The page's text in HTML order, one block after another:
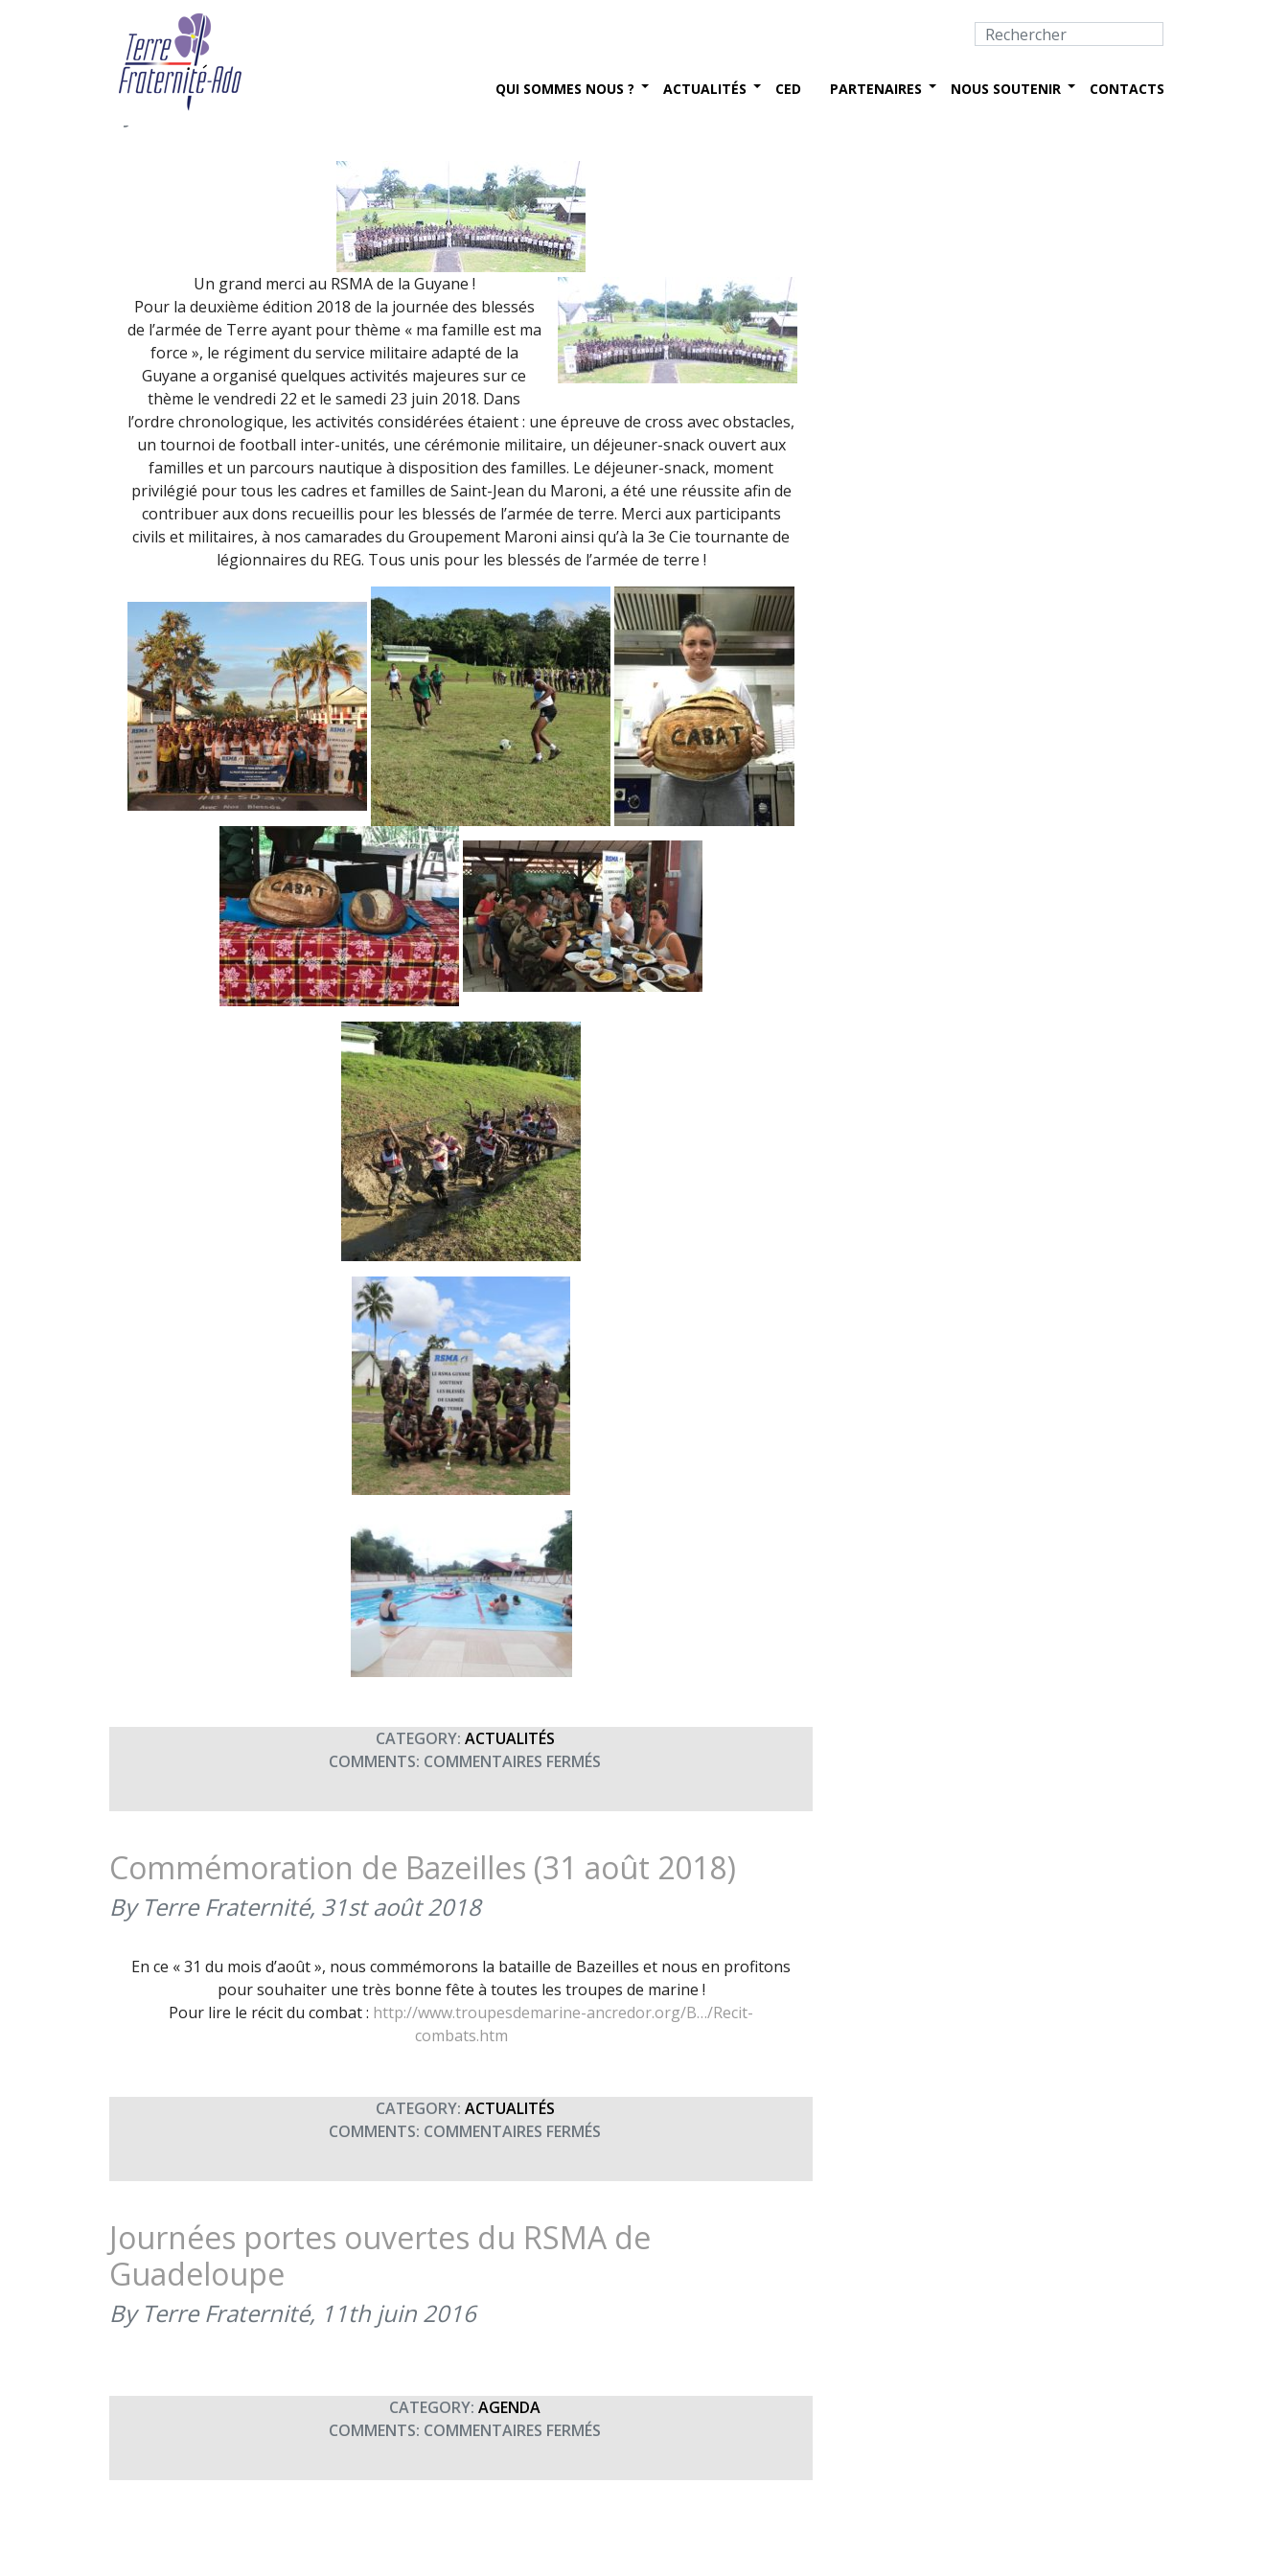
QUI SOMMES NOUS ? ACTUALITÉS CED PARTENAIRES NOUS SOUTENIR CONTACTS
Merci au Régiment du service militaire adapté de
Guyane (22-23 juin 2018)
By Terre Fraternité,
Un grand merci au RSMA de la Guyane !
Pour la deuxième édition 2018 de la journée des blessés
de l’armée de Terre ayant pour thème « ma famille est ma
force », le régiment du service militaire adapté de la
Guyane a organisé quelques activités majeures sur ce
thème le vendredi 22 et le samedi 23 juin 2018. Dans
l’ordre chronologique, les activités considérées étaient : une épreuve de cross avec obstacles,
un tournoi de football inter-unités, une cérémonie militaire, un déjeuner-snack ouvert aux
familles et un parcours nautique à disposition des familles. Le déjeuner-snack, moment
privilégié pour tous les cadres et familles de Saint-Jean du Maroni, a été une réussite afin de
contribuer aux dons recueillis pour les blessés de l’armée de terre. Merci aux participants
civils et militaires, à nos camarades du Groupement Maroni ainsi qu’à la 3e Cie tournante de
légionnaires du REG. Tous unis pour les blessés de l’armée de terre !
CATEGORY: ACTUALITÉS
COMMENTS: COMMENTAIRES FERMÉS
AU
SERVICE
GUYANE
(22-
23
Commémoration de Bazeilles (31 août 2018)
By Terre Fraternité, 31st août 2018
En ce « 31 du mois d’août », nous commémorons la bataille de Bazeilles et nous en profitons
pour souhaiter une très bonne fête à toutes les troupes de marine !
Pour lire le récit du combat : http://www.troupesdemarine-ancredor.org/B…/Recit-
combats.htm
CATEGORY: ACTUALITÉS
COMMENTS: COMMENTAIRES FERMÉS
DE
AOÛT
Journées portes ouvertes du RSMA de
Guadeloupe
By Terre Fraternité, 11th juin 2016
CATEGORY: AGENDA
COMMENTS: COMMENTAIRES FERMÉS
PORTES